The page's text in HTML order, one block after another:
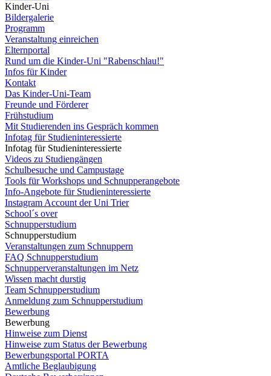
Kinder-Uni
Bildergalerie
Programm
Veranstaltung einreichen
Elternportal
Rund um die Kinder-Uni "Rabenschlau!"
Infos für Kinder
Kontakt
Das Kinder-Uni-Team
Freunde und Förderer
Frühstudium
Mit Studierenden ins Gespräch kommen
Infotag für Studieninteressierte
Infotag für Studieninteressierte
Videos zu Studiengängen
Schulbesuche und Campustage
Tools für Workshops und Schnupperangebote
Info-Angebote für Studieninteressierte
Instagram Account der Uni Trier
School´s over
Schnupperstudium
Schnupperstudium
Veranstaltungen zum Schnuppern
FAQ Schnupperstudium
Schnupperveranstaltungen im Netz
Wissen macht durstig
Team Schnupperstudium
Anmeldung zum Schnupperstudium
Bewerbung
Bewerbung
Hinweise zum Dienst
Hinweise zum Status der Bewerbung
Bewerbungsportal PORTA
Amtliche Beglaubigung